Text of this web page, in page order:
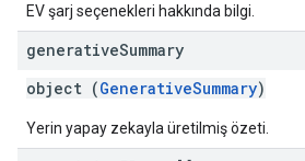
EV şarj seçenekleri hakkında bilgi.
generativeSummary
object (GenerativeSummary)
Yerin yapay zekayla üretilmiş özeti.